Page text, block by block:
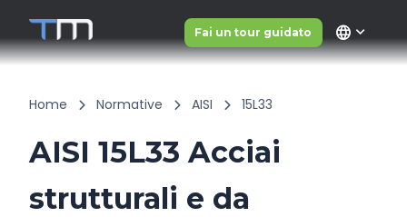
Fai un tour guidato language
Home Normative AISI 15L33
AISI 15L33 Acciai
strutturali e da